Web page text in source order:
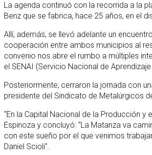
La agenda continuó con la recorrida a la
Benz que se fabrica, hace 25 años, en el
Allí, además, se llevó adelante un
cooperación entre ambos municipios al
convenio nos abre el rumbo a múltiples
el SENAI (Servicio Nacional de
Posteriormente, cerraron la jornada con
presidente del Sindicato de Metalúrgicos
“En la Capital Nacional de la Producción
Espinoza y concluyó: “La Matanza va
con este sueño por el que venimos
Daniel Scioli”.